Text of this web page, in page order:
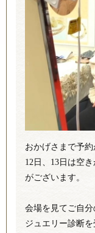
おかげさまで予約
12日、13日は空
がございます。
会場を見てご自
ジュエリー診断